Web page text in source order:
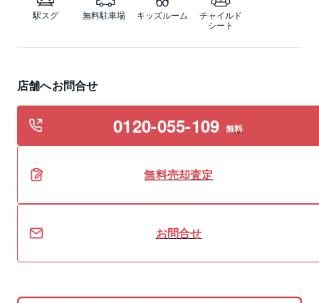
駅スグ 無料駐車場 キッズルーム
チャイルド
シート
店舗へお問合せ
0120-055-109 無料
無料売却査定
お問合せ